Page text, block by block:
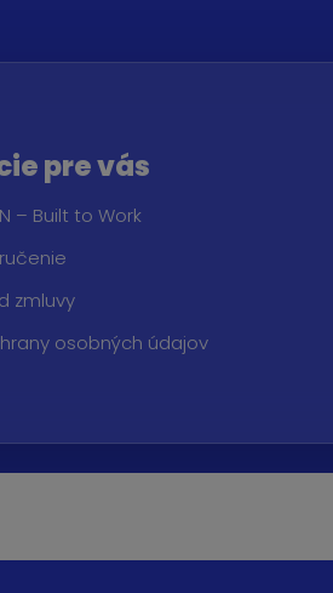
pre vás
– Built to Work
zmluvy
osobných údajov